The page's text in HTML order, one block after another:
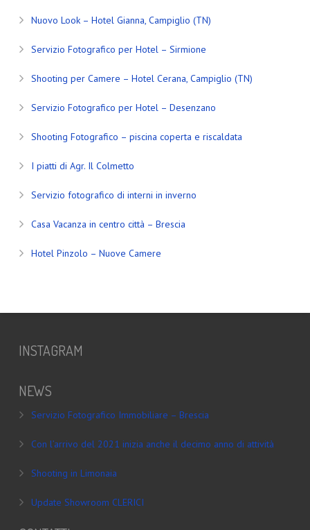
Nuovo Look – Hotel Gianna, Campiglio (TN)
Servizio Fotografico per Hotel – Sirmione
Shooting per Camere – Hotel Cerana, Campiglio (TN)
Servizio Fotografico per Hotel – Desenzano
Shooting Fotografico – piscina coperta e riscaldata
I piatti di Agr. Il Colmetto
Servizio fotografico di interni in inverno
Casa Vacanza in centro città – Brescia
Hotel Pinzolo – Nuove Camere
INSTAGRAM
NEWS
Servizio Fotografico Immobiliare – Brescia
Con l’arrivo del 2021 inizia anche il decimo anno di attività
Shooting in Limonaia
Update Showroom CLERICI